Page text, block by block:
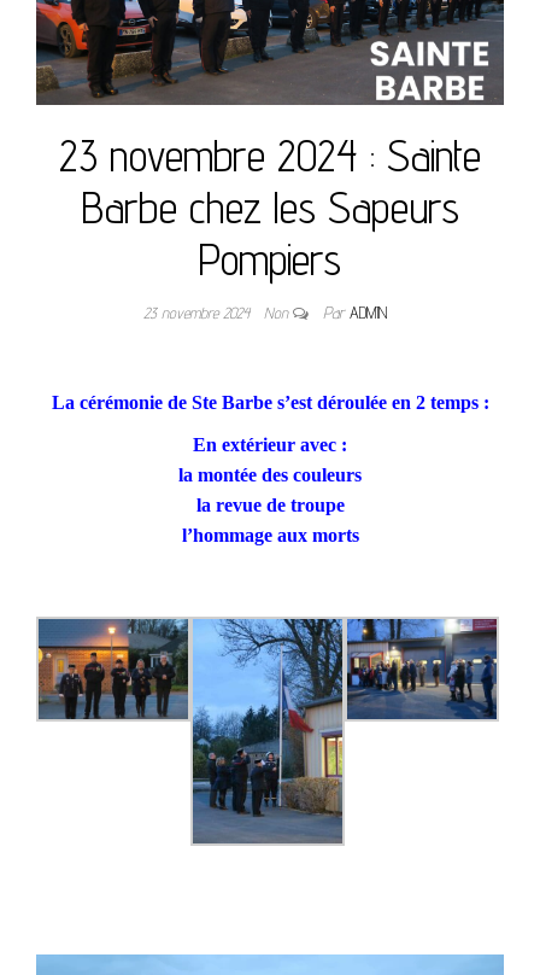
23 novembre 2024 : Sainte
Barbe chez les Sapeurs
Pompiers
23 novembre 2024 Non ParADMIN
La cérémonie de Ste Barbe s’est déroulée en 2 temps :
En extérieur avec :
la montée des couleurs
la revue de troupe
l’hommage aux morts